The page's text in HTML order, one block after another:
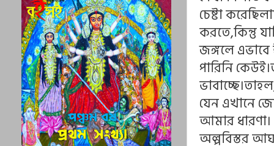
চেষ্টা
করতে,কিন্তু
জঙ্গলে
পারিনি
যেন এখানে
আমার
অল্পবিস্তর